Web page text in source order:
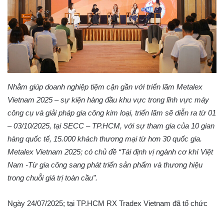
Nhằm giúp doanh nghiệp tiệm cận gần với triển lãm Metalex
Vietnam 2025 – sự kiện hàng đầu khu vực trong lĩnh vực máy
công cụ và giải pháp gia công kim loại, triển lãm sẽ diễn ra từ 01
– 03/10/2025, tại SECC – TP.HCM, với sự tham gia của 10 gian
hàng quốc tế, 15.000 khách thương mại từ hơn 30 quốc gia.
Metalex Vietnam 2025; có chủ đề “Tái định vị ngành cơ khí Việt
Nam -Từ gia công sang phát triển sản phẩm và thương hiệu
trong chuỗi giá trị toàn cầu”.
Ngày 24/07/2025; tại TP.HCM RX Tradex Vietnam đã tổ chức